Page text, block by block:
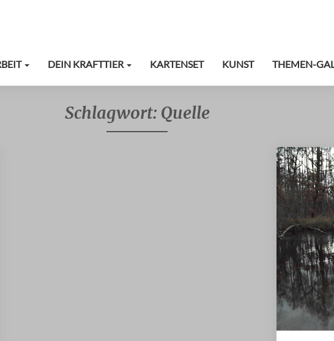
DEIN KRAFTTIER KARTENSET KUNST THEMEN-
Schlagwort: Quelle